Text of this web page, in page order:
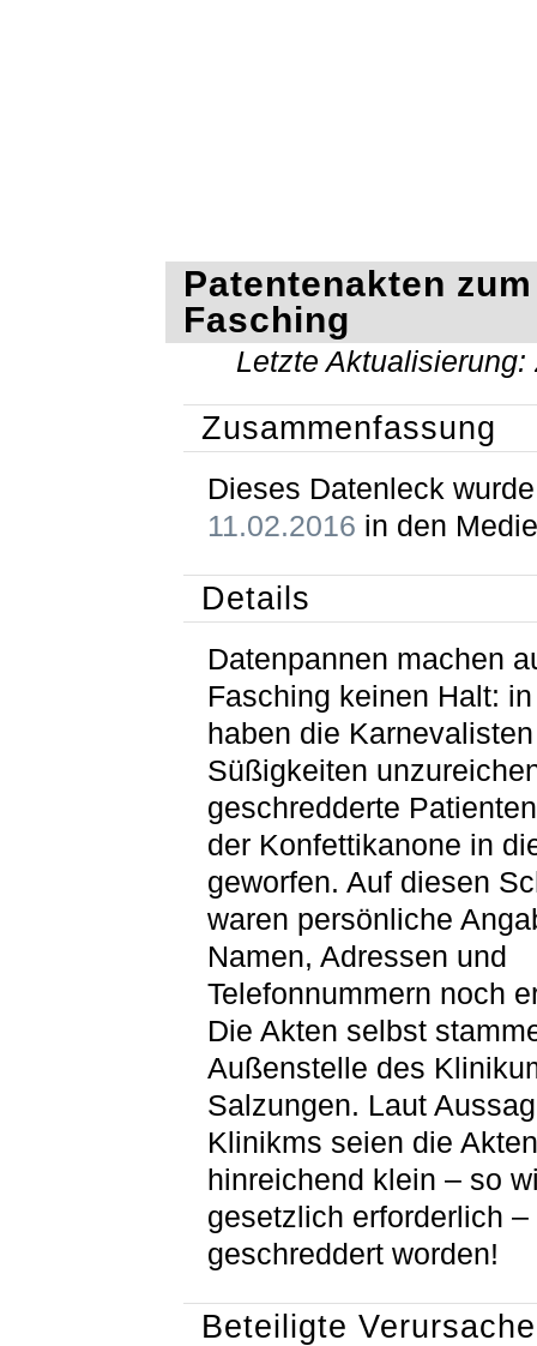
Patentenakten zum
Fasching
Letzte Aktualisierung:
Zusammenfassung
Dieses Datenleck
11.02.2016 in den
Details
Datenpannen machen
Fasching keinen Halt:
haben die
Süßigkeiten
geschredderte
der Konfettikanone in
geworfen. Auf diesen
waren persönliche
Namen, Adressen und
Telefonnummern noch
Die Akten selbst
Außenstelle des
Salzungen. Laut
Klinikms seien die
hinreichend klein – so
gesetzlich erforderlich –
geschreddert worden!
Beteiligte